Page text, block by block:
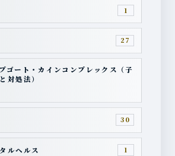
1
27
ゴート・カインコンプレックス（子
対処法）
30
ルヘルス 1